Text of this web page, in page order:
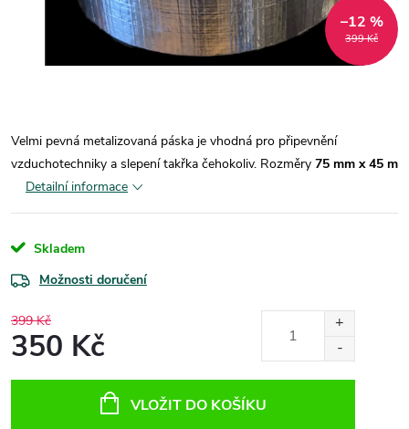
399 Kč
–12 %
Velmi pevná metalizovaná páska je vhodná pro připevnění
vzduchotechniky a slepení takřka čehokoliv. Rozměry 75 mm x 45 m
Detailní informace
Skladem
Možnosti doručení
399 Kč
350 Kč
VLOŽIT DO KOŠÍKU